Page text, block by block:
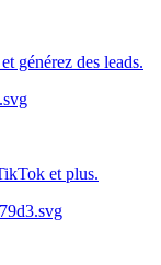
générez des leads.
et plus.